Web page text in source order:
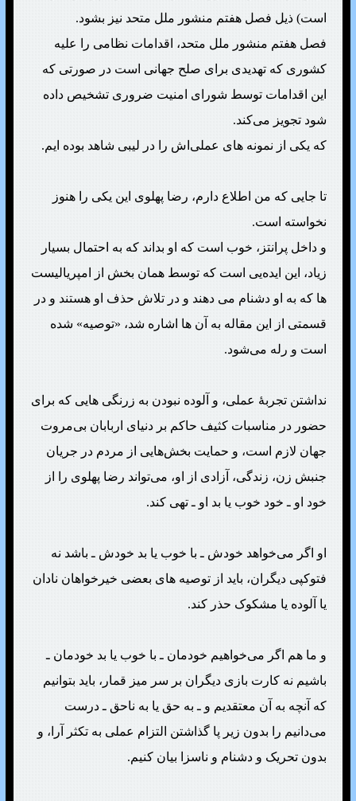
است) ذیل فصل هفتم منشور ملل متحد نیز بشود.
فصل هفتم منشور ملل متحد، اقدامات نظامی را علیه
کشوری که تهدیدی برای صلح جهانی است در صورتی که
این اقدامات توسط شورای امنیت ضروری تشخیص داده
شود تجویز می‌کند.
که یکی از نمونه های عملی‌‌اش را در لیبی شاهد بوده ایم.
تا جایی که من اطلاع دارم، رضا پهلوی این یکی را هنوز
نخواسته است.
و داخل پرانتز، خوب است که او بداند که به احتمال بسیار
زیاد، این ایده‌یی است که توسط همان بخش از امپریالیست
ها که به او دشنام می دهند و در تلاش حذف او هستند و در
قسمتی از این مقاله به آن ها اشاره شد، «توصیه» شده
است و رله می‌شود.
نداشتن تجربهٔ عملی، و آلوده نبودن به زرنگی هایی که برای
حضور در مناسبات کثیف حاکم بر دنیای اربابان بی‌مروت
جهان لازم است، و حمایت بخش‌هایی از مردم در جریان
جنبش زن، زندگی، آزادی از او، می‌تواند رضا پهلوی را از
خود او ـ خود خوب یا بد او ـ تهی کند.
او اگر می‌خواهد خودش ـ با خوب یا بد خودش ـ باشد نه
فتوکپی دیگران، باید از توصیه های بعضی خیرخواهان نادان
یا آلوده یا مشکوک حذر کند.
و ما هم اگر می‌خواهیم خودمان ـ با خوب یا بد خودمان ـ
باشیم نه کارت بازی دیگران بر سر میز قمار، باید بتوانیم
که آنچه به آن معتقدیم و ـ به حق یا به ناحق ـ درست
می‌دانیم را بدون زیر پا گذاشتن التزام عملی به تکثر آرا، و
بدون تحریک و دشنام و ناسزا بیان کنیم.